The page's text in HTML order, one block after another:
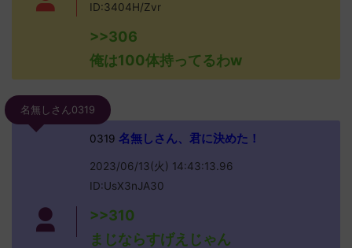
ID:3404H/Zvr
>>306
俺は100体持ってるわw
名無しさん0319
0319 名無しさん、君に決めた！
2023/06/13(火) 14:43:13.96
ID:UsX3nJA30
>>310
まじならすげえじゃん